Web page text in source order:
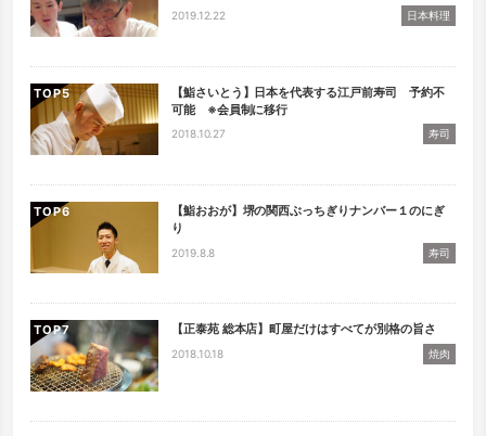
2019.12.22 日本料理
TOP
【鮨さいとう】日本を代表する江戸前寿司 予約不
可能 ※会員制に移行
2018.10.27 寿司
TOP
【鮨おおが】堺の関西ぶっちぎりナンバー１のにぎ
り
2019.8.8 寿司
TOP 【正泰苑 総本店】町屋だけはすべてが別格の旨さ
2018.10.18 焼肉